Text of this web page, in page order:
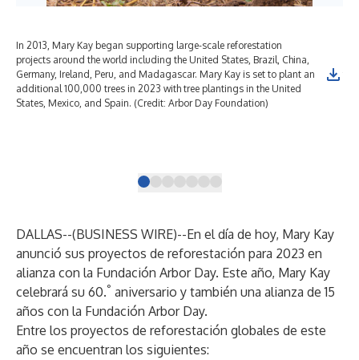
In 2013, Mary Kay began supporting large-scale reforestation
projects around the world including the United States, Brazil, China,
Germany, Ireland, Peru, and Madagascar. Mary Kay is set to plant an
additional 100,000 trees in 2023 with tree plantings in the United
States, Mexico, and Spain. (Credit: Arbor Day Foundation)
DALLAS--(BUSINESS WIRE)--En el día de hoy, Mary Kay
anunció sus proyectos de reforestación para 2023 en
alianza con la Fundación Arbor Day. Este año, Mary Kay
celebrará su 60.° aniversario y también una alianza de 15
años con la Fundación Arbor Day.
Entre los proyectos de reforestación globales de este
año se encuentran los siguientes: